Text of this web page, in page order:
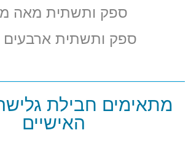
ספק ותשתית מאה
ספק ותשתית
מתאימים חבילת
האישיים